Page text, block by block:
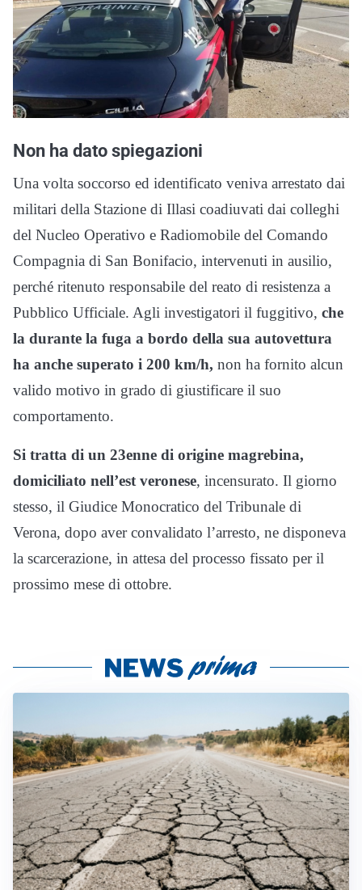
Non ha dato spiegazioni
Una volta soccorso ed identificato veniva arrestato dai
militari della Stazione di Illasi coadiuvati dai colleghi
del Nucleo Operativo e Radiomobile del Comando
Compagnia di San Bonifacio, intervenuti in ausilio,
perché ritenuto responsabile del reato di resistenza a
Pubblico Ufficiale. Agli investigatori il fuggitivo, che
la durante la fuga a bordo della sua autovettura
ha anche superato i 200 km/h, non ha fornito alcun
valido motivo in grado di giustificare il suo
comportamento.
Si tratta di un 23enne di origine magrebina,
domiciliato nell’est veronese, incensurato. Il giorno
stesso, il Giudice Monocratico del Tribunale di
Verona, dopo aver convalidato l’arresto, ne disponeva
la scarcerazione, in attesa del processo fissato per il
prossimo mese di ottobre.